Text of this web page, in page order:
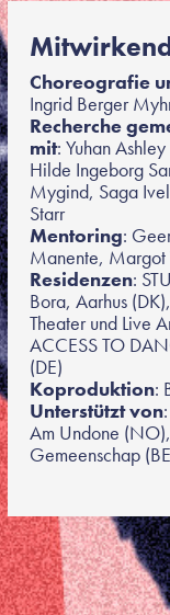
Choreografie
Ingrid Berger
Recherche
mit: Yuhan
Hilde Ingeborg
Mygind, Saga
Starr
Mentoring:
Manente, Margot
Residenzen:
Bora, Aarhus
Theater und Live
ACCESS TO
(DE)
Koproduktion:
Unterstützt von
Am Undone
Gemeenschap